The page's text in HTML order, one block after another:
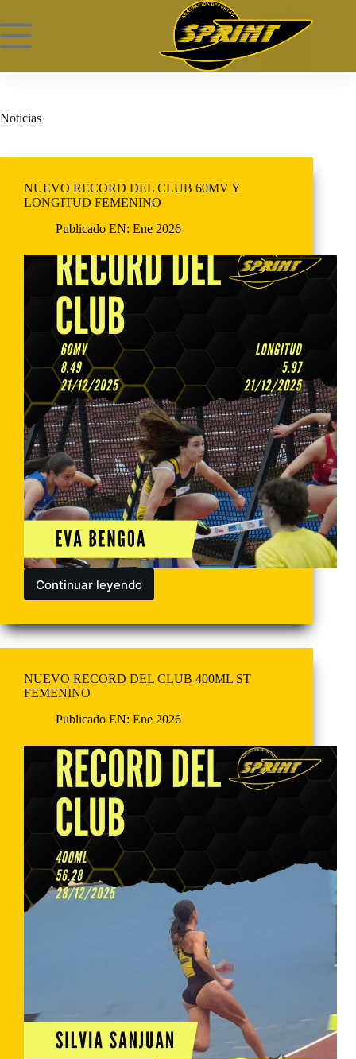
Noticias
NUEVO RECORD DEL CLUB 60MV Y
LONGITUD FEMENINO
Publicado EN: Ene 2026
Continuar leyendo
NUEVO RECORD DEL CLUB 400ML ST
FEMENINO
Publicado EN: Ene 2026